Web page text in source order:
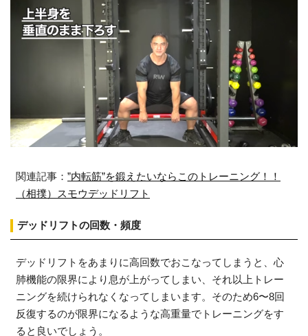
関連記事： ”内転筋”を鍛えたいならこのトレーニング！！
（相撲）スモウデッドリフト
デッドリフトの回数・頻度
デッドリフトをあまりに高回数でおこなってしまうと、心
肺機能の限界により息が上がってしまい、それ以上トレー
ニングを続けられなくなってしまいます。そのため6〜8回
反復するのが限界になるような高重量でトレーニングをす
ると良いでしょう。